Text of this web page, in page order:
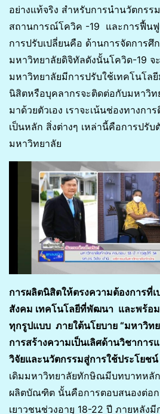
อย่างแท้จริง สำหรับการนำนวัตกรร
สถานการณ์โควิค -19 และการฟื้นฟู
การปรับเปลี่ยนคือ ด้านการจัดการ
มหาวิทยาลัยดิจิทัลดังนั้นโควิด-19 จะ
มหาวิทยาลัยมีการปรับใช้เทคโนโล
นิสิตหรือบุคลากรจะติดต่อกับมหาวิท
มาด้วยตัวเอง เราจะเน้นช่องทางกา
เป็นหลัก สิ่งต่างๆ เหล่านี้คือการปรับ
มหาวิทยาลัย
การผลิตนิสิตให้ตรงความต้องการที่
สังคม เทคโนโลยีที่พัฒนา และพร้อ
ทุกรูปแบบ ภายใต้นโยบาย “มหาวิท
การสร้างความเป็นเลิศด้านวิชาการ
วิจัยและนวัตกรรมสู่การใช้ประโยช
เดิมมหาวิทยาลัยทักษิณมีบทบาทหลั
ผลิตบัณฑิต นั้นคือการตอบสนองต่อก
เยาวชนช่วงอายุ 18-22 ปี ภายหลังมี